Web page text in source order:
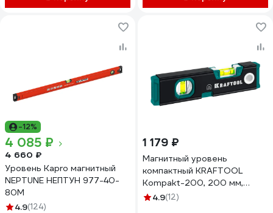
-12%
4 085 ₽
4 660 ₽
Уровень Kapro магнитный
NEPTUNE НЕПТУН 977-40-
80М
4.9(124)
1 179 ₽
Магнитный уровень
компактный KRAFTOOL
Kompakt-200, 200 мм,
Усиленный профиль, 34782
4.9(12)